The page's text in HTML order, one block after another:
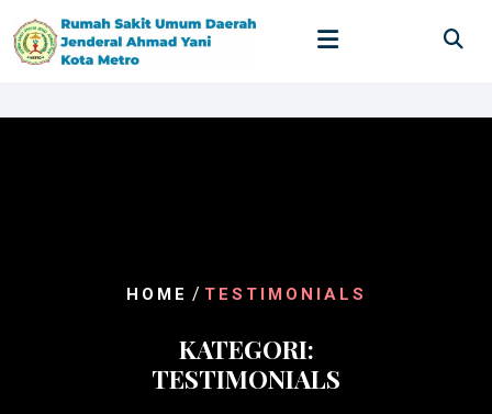
to
content
HOME / TESTIMONIALS
KATEGORI:
TESTIMONIALS